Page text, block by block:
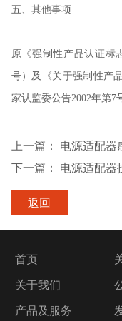
五、其他事项
原《强制性产品认证标
号）及《关于强制性产
家认监委公告2002年第7
上一篇： 电源适配器
下一篇： 电源适配器
返回
首页
关于我们
产品及服务